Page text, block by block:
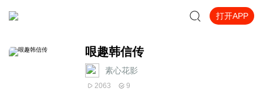
打开APP
哏趣韩信传
素心花影
2063 9